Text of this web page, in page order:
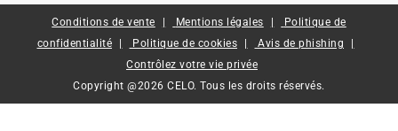
Conditions de vente Mentions légales
Politique de
confidentialité
Politique de cookies
Avis de phishing
Contrôlez votre vie privée
Copyright @2026 CELO. Tous les droits réservés.